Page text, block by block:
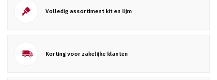
Volledig assortiment kit en lijm
Korting voor zakelijke klanten